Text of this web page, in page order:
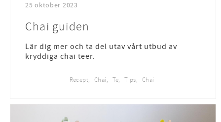
25 oktober 2023
Chai guiden
Lär dig mer och ta del utav vårt utbud av
kryddiga chai teer.
Recept Chai Te Tips Chai